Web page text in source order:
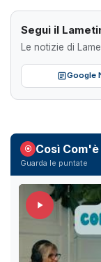
Segui il
Le notizie di
Google
Così
Guarda le puntate